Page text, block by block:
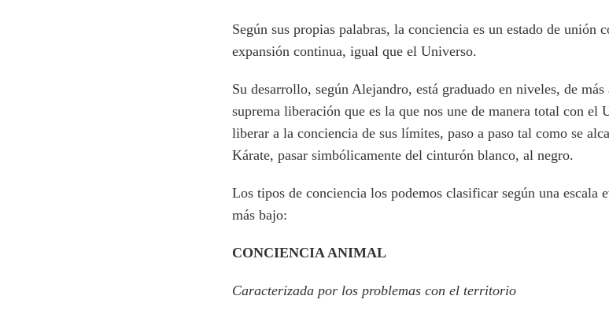
Según sus propias palabras, la conciencia es un estado de unión
expansión continua, igual que el Universo.
Su desarrollo, según Alejandro, está graduado en niveles, de
suprema liberación que es la que nos une de manera total con el
liberar a la conciencia de sus límites, paso a paso tal como se
Kárate, pasar simbólicamente del cinturón blanco, al negro.
Los tipos de conciencia los podemos clasificar según una escala
más bajo:
CONCIENCIA ANIMAL
Caracterizada por los problemas con el territorio